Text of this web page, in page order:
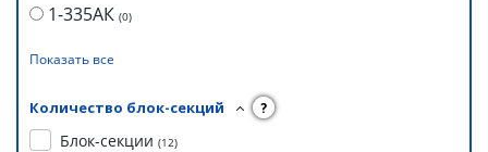
1-335АК (0)
Показать все
Количество блок-секций ?
Блок-секции (12)